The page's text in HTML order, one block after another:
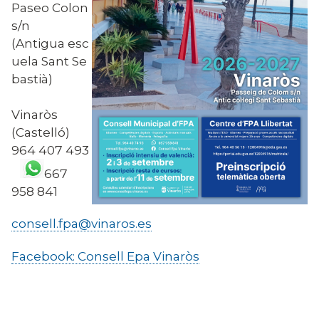
Paseo Colon
s/n
(Antigua esc
uela Sant Se
bastià)
Vinaròs
(Castelló)
964 407 493
667
958 841
consell.fpa@vinaros.es
Facebook: Consell Epa Vinaròs